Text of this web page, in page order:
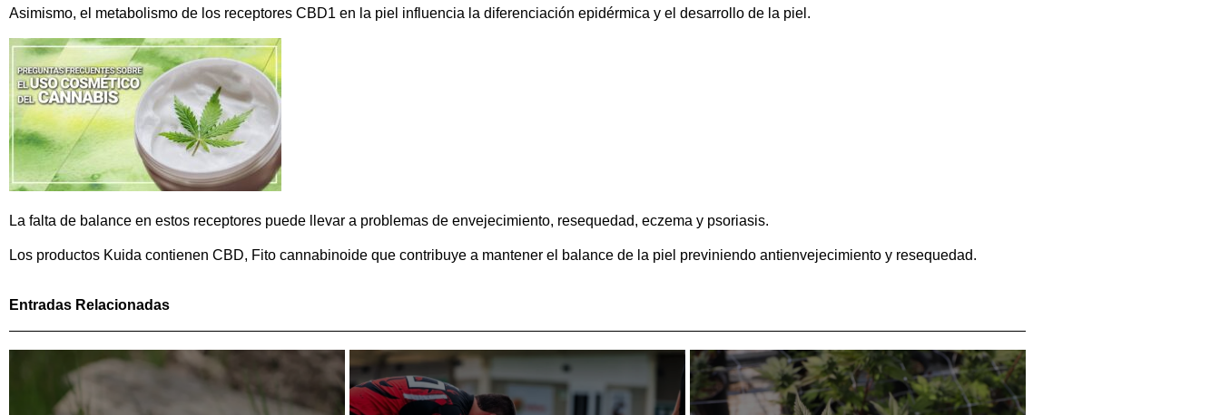
Asimismo, el metabolismo de los receptores CBD1 en la piel influencia la diferenciación epidérmica y el desarrollo de la piel.
La falta de balance en estos receptores puede llevar a problemas de envejecimiento, resequedad, eczema y psoriasis.
Los productos Kuida contienen CBD, Fito cannabinoide que contribuye a mantener el balance de la piel previniendo antienvejecimiento y resequedad.
Entradas Relacionadas